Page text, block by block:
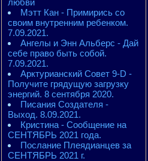
любви
Мэтт Кан - Примирись со
своим внутренним ребенком.
7.09.2021.
Ангелы и Энн Альберс - Дай
себе право быть собой.
7.09.2021.
Арктурианский Совет 9-D -
Получите грядущую загрузку
энергий. 8 сентября 2020.
Писания Создателя -
Выход. 8.09.2021.
Кристина - Сообщение на
СЕНТЯБРЬ 2021 года.
Послание Плеядианцев за
СЕНТЯБРЬ 2021 г.